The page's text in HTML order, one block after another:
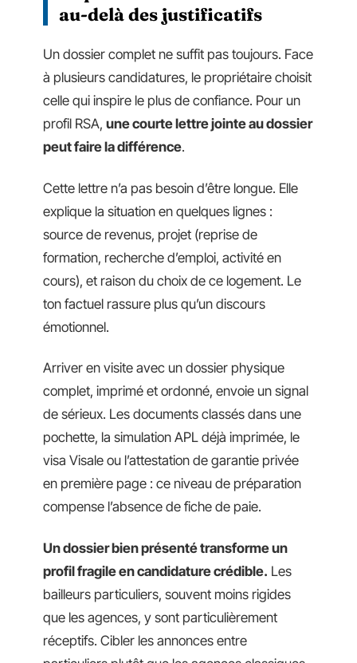
au-delà des justificatifs
Un dossier complet ne suffit pas toujours. Face
à plusieurs candidatures, le propriétaire choisit
celle qui inspire le plus de confiance. Pour un
profil RSA, une courte lettre jointe au dossier
peut faire la différence.
Cette lettre n’a pas besoin d’être longue. Elle
explique la situation en quelques lignes :
source de revenus, projet (reprise de
formation, recherche d’emploi, activité en
cours), et raison du choix de ce logement. Le
ton factuel rassure plus qu’un discours
émotionnel.
Arriver en visite avec un dossier physique
complet, imprimé et ordonné, envoie un signal
de sérieux. Les documents classés dans une
pochette, la simulation APL déjà imprimée, le
visa Visale ou l’attestation de garantie privée
en première page : ce niveau de préparation
compense l’absence de fiche de paie.
Un dossier bien présenté transforme un
profil fragile en candidature crédible. Les
bailleurs particuliers, souvent moins rigides
que les agences, y sont particulièrement
réceptifs. Cibler les annonces entre